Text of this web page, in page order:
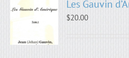
Les Gauvin
$20.00